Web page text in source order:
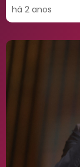
há 2 anos